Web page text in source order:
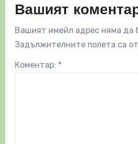
Вашият
Вашият имейл адрес няма да
Задължителните полета са
Коментар: *